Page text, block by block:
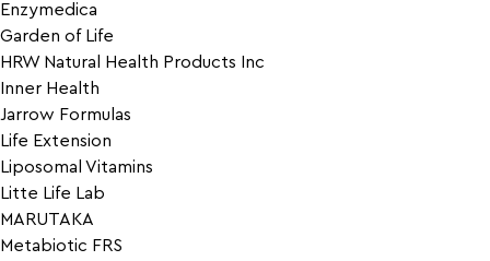
Enzymedica
Garden of Life
HRW Natural Health Products Inc
Inner Health
Jarrow Formulas
Life Extension
Liposomal Vitamins
Litte Life Lab
MARUTAKA
Metabiotic FRS